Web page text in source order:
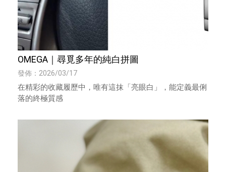
OMEGA｜尋覓多年的純白拼圖
發佈：2026/03/17
在精彩的收藏履歷中，唯有這抹「亮眼白」，能定義最俐
落的終極質感